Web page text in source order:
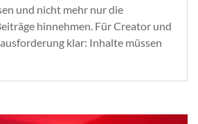
und nicht mehr nur die
hinnehmen. Für Creator und
klar: Inhalte müssen